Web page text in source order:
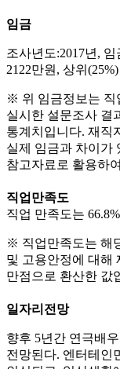
임금
조사년도:2017년, 임
2122만원, 상위
※ 위 임금정보는 직
실시한 설문조사 결
통계치입니다. 재직
실제 임금과 차이가
참고자료로 활용하
직업만족도
직업 만족도는
※ 직업만족도는 해
및 고용안정에 대해
만점으로 환산한 값
일자리전망
향후 5년간 연극배
전망된다. 엔터테인